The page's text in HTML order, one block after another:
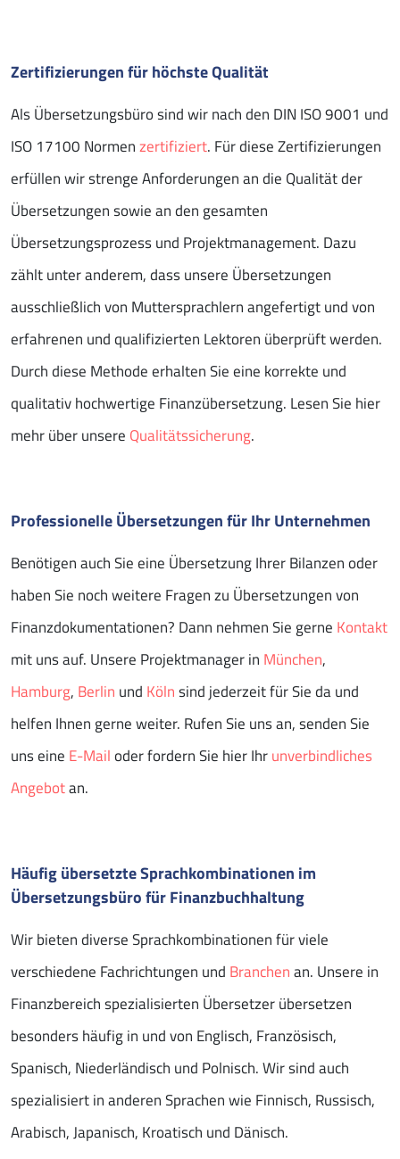
Zertifizierungen für höchste Qualität
Als Übersetzungsbüro sind wir nach den DIN ISO 9001 und
ISO 17100 Normenzertifiziert. Für diese Zertifizierungen
erfüllen wir strenge Anforderungen an die Qualität der
Übersetzungen sowie an den gesamten
Übersetzungsprozess und Projektmanagement. Dazu
zählt unter anderem, dass unsere Übersetzungen
ausschließlich von Muttersprachlern angefertigt und von
erfahrenen und qualifizierten Lektoren überprüft werden.
Durch diese Methode erhalten Sie eine korrekte und
qualitativ hochwertige Finanzübersetzung. Lesen Sie hier
mehr über unsere Qualitätssicherung.
Professionelle Übersetzungen für Ihr Unternehmen
Benötigen auch Sie eine Übersetzung Ihrer Bilanzen oder
haben Sie noch weitere Fragen zu Übersetzungen von
Finanzdokumentationen? Dann nehmen Sie gerne Kontakt
mit uns auf. Unsere Projektmanager in München,
Hamburg, Berlin und Kölnsind jederzeit für Sie da und
helfen Ihnen gerne weiter. Rufen Sie uns an, senden Sie
uns eine E-Mailoder fordern Sie hier Ihrunverbindliches
Angebotan.
Häufig übersetzte Sprachkombinationen im
Übersetzungsbüro für Finanzbuchhaltung
Wir bieten diverse Sprachkombinationen für viele
verschiedene Fachrichtungen und Branchenan. Unsere in
Finanzbereich spezialisierten Übersetzer übersetzen
besonders häufig in und von Englisch, Französisch,
Spanisch, Niederländisch und Polnisch. Wir sind auch
spezialisiert in anderen Sprachen wie Finnisch, Russisch,
Arabisch, Japanisch, Kroatisch und Dänisch.